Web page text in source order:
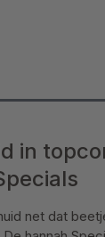
in
net dat